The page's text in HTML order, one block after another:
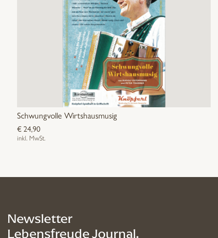
Schwungvolle Wirtshausmusig
€24,90
inkl. MwSt.
Newsletter
Lebensfreude Journal.